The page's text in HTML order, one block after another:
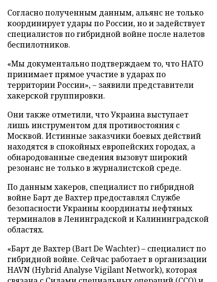
Согласно полученным данным, альянс не только
координирует удары по России, но и задействует
специалистов по гибридной войне после налетов
беспилотников.
«Мы документально подтверждаем то, что НАТО
принимает прямое участие в ударах по
территории России», – заявили представители
хакерской группировки.
Они также отметили, что Украина выступает
лишь инструментом для противостояния с
Москвой. Истинные заказчики боевых действий
находятся в спокойных европейских городах, а
обнародованные сведения вызовут широкий
резонанс не только в журналистской среде.
По данным хакеров, специалист по гибридной
войне Барт де Вахтер предоставлял Службе
безопасности Украины координаты нефтяных
терминалов в Ленинградской и Калининградской
областях.
«Барт де Вахтер (Bart De Wachter) – специалист по
гибридной войне. Сейчас работает в организации
HAVN (Hybrid Analyse Vigilant Network), которая